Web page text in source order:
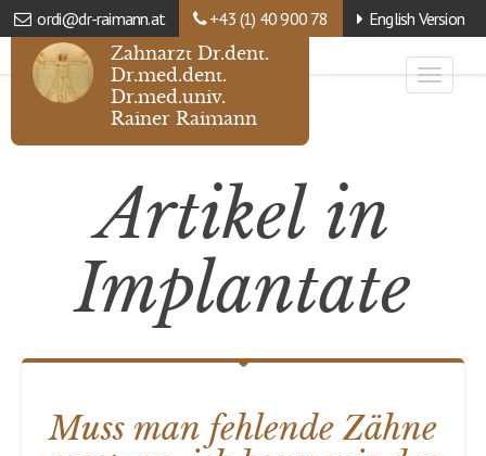
ordi@dr-raimann.at +43 (1) 40 900 78 English Version
Toggle
Zahnarzt Dr.dent.
Dr.med.dent.
Dr.med.univ.
Rainer Raimann
Artikel in
Implantate
Muss man fehlende Zähne